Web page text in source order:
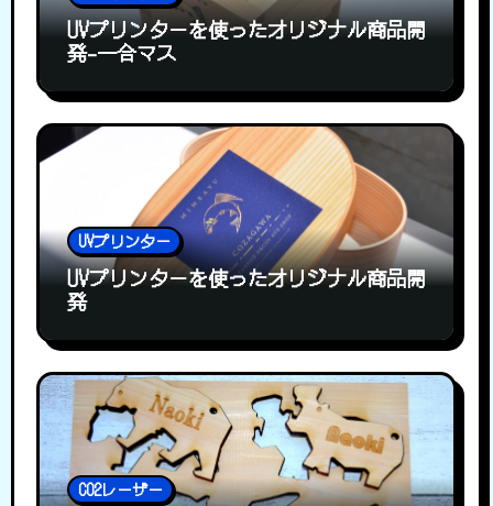
UVプリンターを使ったオリジナル商品開
発-一合マス
UVプリンター
UVプリンターを使ったオリジナル商品開
発
CO2レーザー